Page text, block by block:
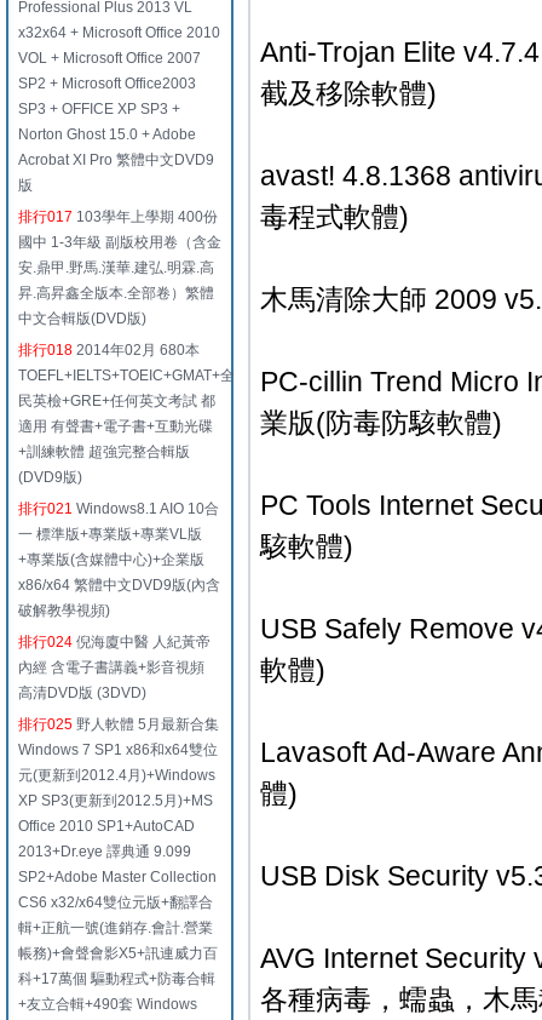
Professional Plus 2013 VL
x32x64 + Microsoft Office 2010
VOL + Microsoft Office 2007
SP2 + Microsoft Office2003
SP3 + OFFICE XP SP3 +
Norton Ghost 15.0 + Adobe
Acrobat XI Pro 繁體中文DVD9
版
排行017 103學年上學期 400份
國中 1-3年級 副版校用卷（含金
安.鼎甲.野馬.漢華.建弘.明霖.高
昇.高昇鑫全版本.全部卷）繁體
中文合輯版(DVD版)
排行018 2014年02月 680本
TOEFL+IELTS+TOEIC+GMAT+全
民英檢+GRE+任何英文考試 都
適用 有聲書+電子書+互動光碟
+訓練軟體 超強完整合輯版
(DVD9版)
排行021 Windows8.1 AIO 10合
一 標準版+專業版+專業VL版
+專業版(含媒體中心)+企業版
x86/x64 繁體中文DVD9版(內含
破解教學視頻)
排行024 倪海廈中醫 人紀黃帝
內經 含電子書講義+影音視頻
高清DVD版 (3DVD)
排行025 野人軟體 5月最新合集
Windows 7 SP1 x86和x64雙位
元(更新到2012.4月)+Windows
XP SP3(更新到2012.5月)+MS
Office 2010 SP1+AutoCAD
2013+Dr.eye 譯典通 9.099
SP2+Adobe Master Collection
CS6 x32/x64雙位元版+翻譯合
輯+正航一號(進銷存.會計.營業
帳務)+會聲會影X5+訊連威力百
科+17萬個 驅動程式+防毒合輯
+友立合輯+490套 Windows
Anti-Trojan Elite
截及移除軟體)
avast! 4.8.1368
毒程式軟體)
木馬清除大師 2009
PC-cillin Trend Micro
業版(防毒防駭軟體)
PC Tools Internet
駭軟體)
USB Safely Remove
軟體)
Lavasoft Ad-Aware
體)
USB Disk Security
AVG Internet Security
各種病毒，蠕蟲，木